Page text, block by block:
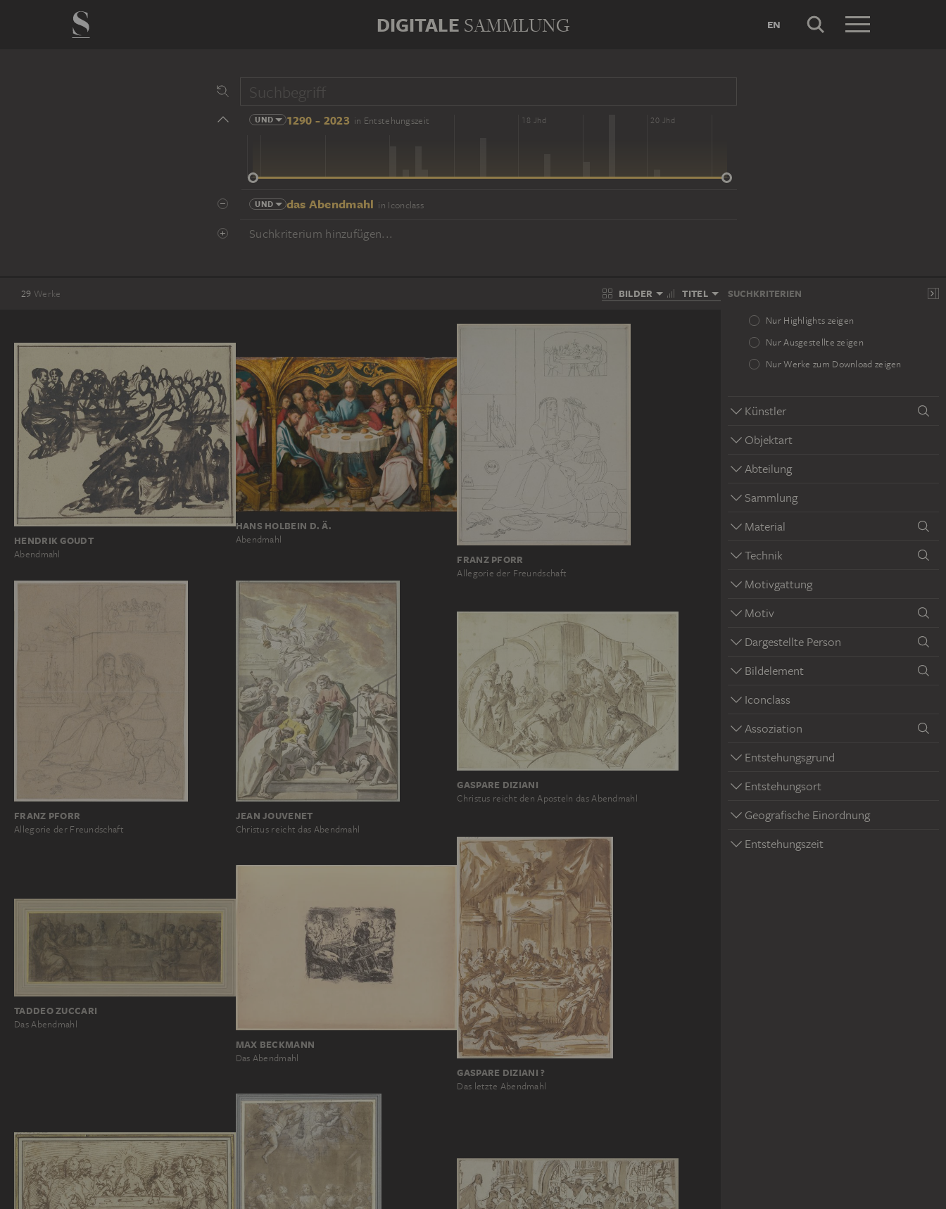
DIGITALE SAMMLUNG EN
UND 1290 - 2023 in Entstehungszeit
14 Jhd 16 Jhd 18 Jhd 20 Jhd
UND das Abendmahl in Iconclass
Suchkriterium hinzufügen...
29 Werke BILDER TITEL SUCHKRITERIEN
Nur Highlights zeigen
Nur Ausgestellte zeigen
Nur Werke zum Download zeigen
Künstler
Objektart
Abteilung
Sammlung
Material
Technik
Motivgattung
Motiv
Dargestellte Person
Bildelement
Iconclass
Assoziation
Entstehungsgrund
Entstehungsort
Geografische Einordnung
Entstehungszeit
HENDRIK GOUDT
Abendmahl
HANS HOLBEIN D. Ä.
Abendmahl
FRANZ PFORR
Allegorie der Freundschaft
FRANZ PFORR
Allegorie der Freundschaft
JEAN JOUVENET
Christus reicht das Abendmahl
GASPARE DIZIANI
Christus reicht den Aposteln das Abendmahl
TADDEO ZUCCARI
Das Abendmahl
MAX BECKMANN
Das Abendmahl
GASPARE DIZIANI ?
Das letzte Abendmahl